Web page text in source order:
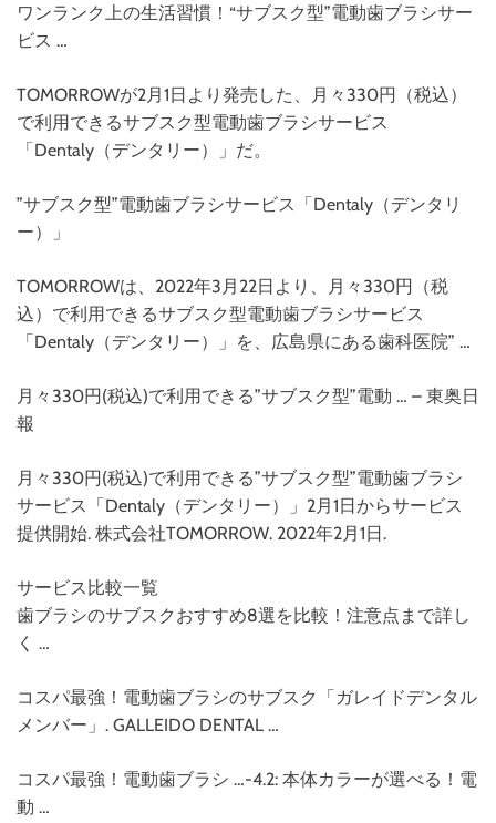
ワンランク上の生活習慣！“サブスク型”電動歯ブラシサー
ビス …
TOMORROWが2月1日より発売した、月々330円（税込）
で利用できるサブスク型電動歯ブラシサービス
「Dentaly（デンタリー）」だ。
”サブスク型”電動歯ブラシサービス「Dentaly（デンタリ
ー）」
TOMORROWは、2022年3月22日より、月々330円（税
込）で利用できるサブスク型電動歯ブラシサービス
「Dentaly（デンタリー）」を、広島県にある歯科医院” …
月々330円(税込)で利用できる”サブスク型”電動 … – 東奥日
報
月々330円(税込)で利用できる”サブスク型”電動歯ブラシ
サービス「Dentaly（デンタリー）」2月1日からサービス
提供開始. 株式会社TOMORROW. 2022年2月1日.
サービス比較一覧
歯ブラシのサブスクおすすめ8選を比較！注意点まで詳し
く …
コスパ最強！電動歯ブラシのサブスク「ガレイドデンタル
メンバー」. GALLEIDO DENTAL …
コスパ最強！電動歯ブラシ …-4.2: 本体カラーが選べる！電
動 …